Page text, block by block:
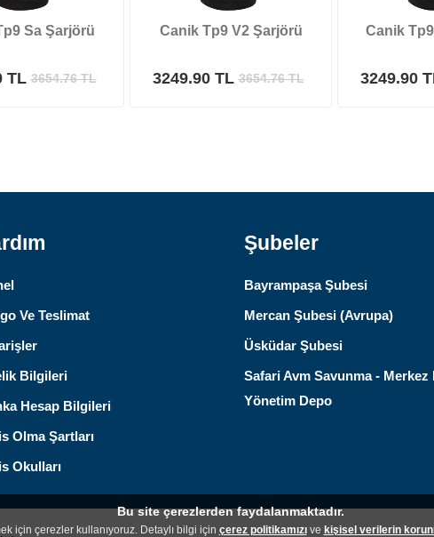
Sa Şarjörü
TL3654.76TL
Canik Tp9 V2 Şarjörü
3249.90 TL3654.76TL
Canik
3249.90
Ve Teslimat
Bilgileri
Hesap Bilgileri
Olma Şartları
Okulları
Şubeler
Bayrampaşa Şubesi
Mercan Şubesi (Avrupa)
Üsküdar Şubesi
Safari Avm Savunma - Merkez
Yönetim Depo
Bu site çerezlerden faydalanmaktadır.
için çerezler kullanıyoruz. Detaylı bilgi için çerez politikamızıve kişisel verilerin